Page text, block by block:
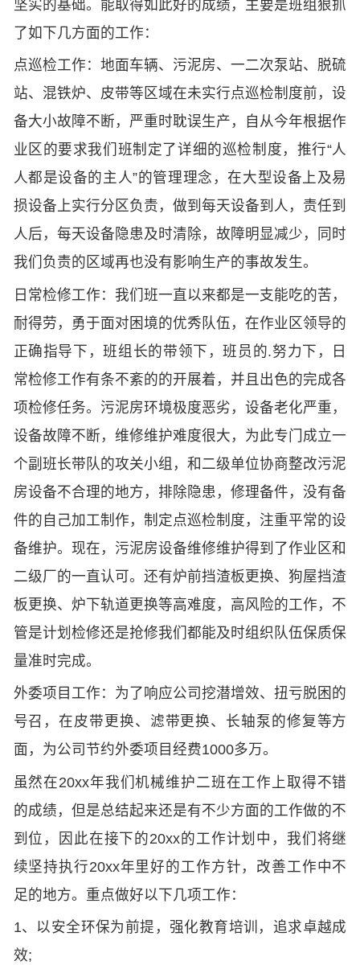
坚实的基础。能取得如此好的成绩，主要是班组狠抓
了如下几方面的工作：
点巡检工作：地面车辆、污泥房、一二次泵站、脱硫
站、混铁炉、皮带等区域在未实行点巡检制度前，设
备大小故障不断，严重时耽误生产，自从今年根据作
业区的要求我们班制定了详细的巡检制度，推行“人
人都是设备的主人”的管理理念，在大型设备上及易
损设备上实行分区负责，做到每天设备到人，责任到
人后，每天设备隐患及时清除，故障明显减少，同时
我们负责的区域再也没有影响生产的事故发生。
日常检修工作：我们班一直以来都是一支能吃的苦，
耐得劳，勇于面对困境的优秀队伍，在作业区领导的
正确指导下，班组长的带领下，班员的.努力下，日
常检修工作有条不紊的的开展着，并且出色的完成各
项检修任务。污泥房环境极度恶劣，设备老化严重，
设备故障不断，维修维护难度很大，为此专门成立一
个副班长带队的攻关小组，和二级单位协商整改污泥
房设备不合理的地方，排除隐患，修理备件，没有备
件的自己加工制作，制定点巡检制度，注重平常的设
备维护。现在，污泥房设备维修维护得到了作业区和
二级厂的一直认可。还有炉前挡渣板更换、狗屋挡渣
板更换、炉下轨道更换等高难度，高风险的工作，不
管是计划检修还是抢修我们都能及时组织队伍保质保
量准时完成。
外委项目工作：为了响应公司挖潜增效、扭亏脱困的
号召，在皮带更换、滤带更换、长轴泵的修复等方
面，为公司节约外委项目经费1000多万。
虽然在20xx年我们机械维护二班在工作上取得不错
的成绩，但是总结起来还是有不少方面的工作做的不
到位，因此在接下的20xx的工作计划中，我们将继
续坚持执行20xx年里好的工作方针，改善工作中不
足的地方。重点做好以下几项工作：
1、以安全环保为前提，强化教育培训，追求卓越成
效;